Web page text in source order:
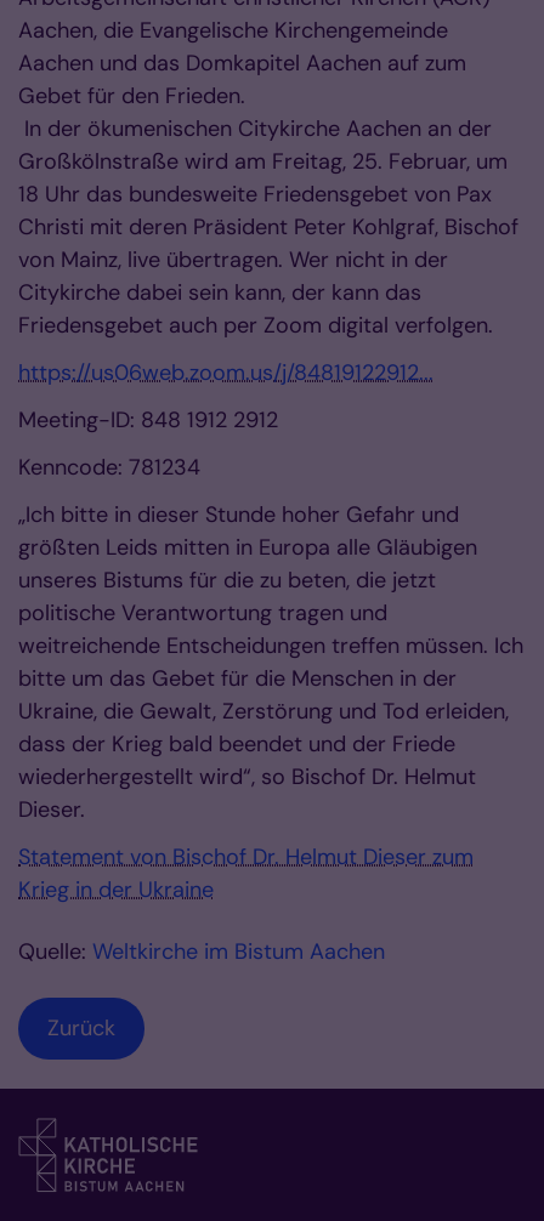
Aachen, die Evangelische Kirchengemeinde
Aachen und das Domkapitel Aachen auf zum
Gebet für den Frieden.
In der ökumenischen Citykirche Aachen an der
Großkölnstraße wird am Freitag, 25. Februar, um
18 Uhr das bundesweite Friedensgebet von Pax
Christi mit deren Präsident Peter Kohlgraf, Bischof
von Mainz, live übertragen. Wer nicht in der
Citykirche dabei sein kann, der kann das
Friedensgebet auch per Zoom digital verfolgen.
https://us06web.zoom.us/j/84819122912...
Meeting-ID: 848 1912 2912
Kenncode: 781234
„Ich bitte in dieser Stunde hoher Gefahr und
größten Leids mitten in Europa alle Gläubigen
unseres Bistums für die zu beten, die jetzt
politische Verantwortung tragen und
weitreichende Entscheidungen treffen müssen. Ich
bitte um das Gebet für die Menschen in der
Ukraine, die Gewalt, Zerstörung und Tod erleiden,
dass der Krieg bald beendet und der Friede
wiederhergestellt wird“, so Bischof Dr. Helmut
Dieser.
Statement von Bischof Dr. Helmut Dieser zum
Krieg in der Ukraine
Quelle: Weltkirche im Bistum Aachen
Zurück